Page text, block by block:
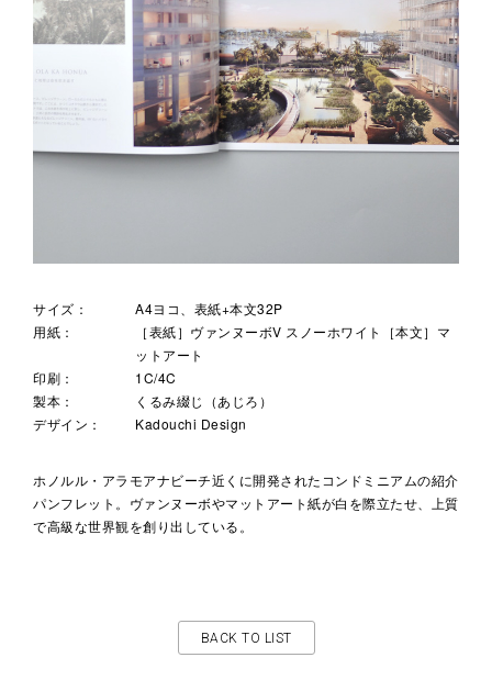
サイズ：
A4ヨコ、表紙+本文32P
用紙：
［表紙］ヴァンヌーボV スノーホワイト［本文］マ
ットアート
印刷：
1C/4C
製本：
くるみ綴じ（あじろ）
デザイン：
Kadouchi Design
ホノルル・アラモアナビーチ近くに開発されたコンドミニアムの紹介
パンフレット。ヴァンヌーボやマットアート紙が白を際立たせ、上質
で高級な世界観を創り出している。
BACK TO LIST